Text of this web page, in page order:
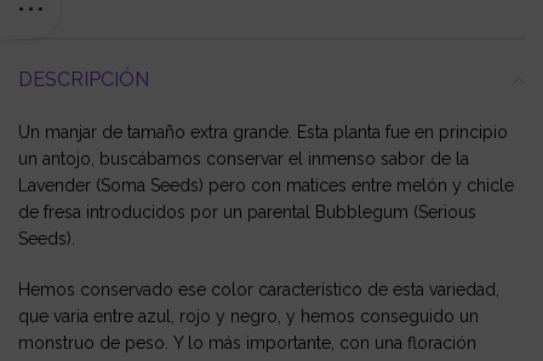
DESCRIPCIÓN
Un manjar de tamaño extra grande. Esta planta fue en principio
un antojo, buscábamos conservar el inmenso sabor de la
Lavender (Soma Seeds) pero con matices entre melón y chicle
de fresa introducidos por un parental Bubblegum (Serious
Seeds).
Hemos conservado ese color característico de esta variedad,
que varia entre azul, rojo y negro, y hemos conseguido un
monstruo de peso. Y lo más importante, con una floración